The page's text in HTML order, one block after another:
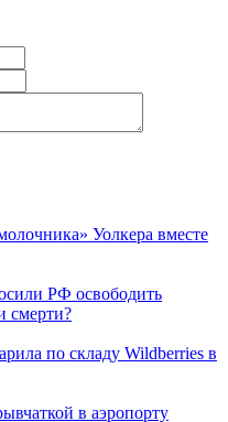
Уолкера вместе
РФ освободить
смерти?
по складу Wildberries в
в аэропорту